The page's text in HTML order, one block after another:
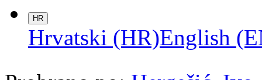
HR
Hrvatski (HR)English